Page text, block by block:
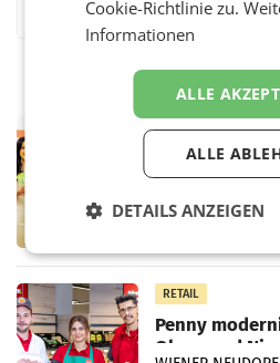
RETAIL
Eine Bühne
Müller
Über den
„Kreislauf-
Müller-Filialen
RETAIL
Penny
Ober- und
Cookie-Richtlinie zu.
Informationen
ALLE
ALLE
DETAILS ANZEIGEN